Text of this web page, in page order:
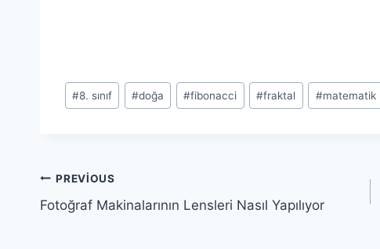
Post
Tags:
#8. sınıf #doğa #fibonacci #fraktal #matematik
Yazı
gezinmesi
PREVIOUS
Fotoğraf Makinalarının Lensleri Nasıl Yapılıyor